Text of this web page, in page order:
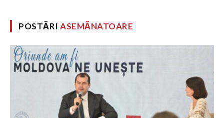
POSTĂRIASEMĂNATOARE